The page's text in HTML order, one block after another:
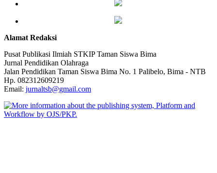
Alamat Redaksi
Pusat Publikasi Ilmiah STKIP Taman Siswa Bima
Jurnal Pendidikan Olahraga
Jalan Pendidikan Taman Siswa Bima No. 1 Palibelo, Bima - NTB
Hp. 082312609219
Email: jurnaltsb@gmail.com